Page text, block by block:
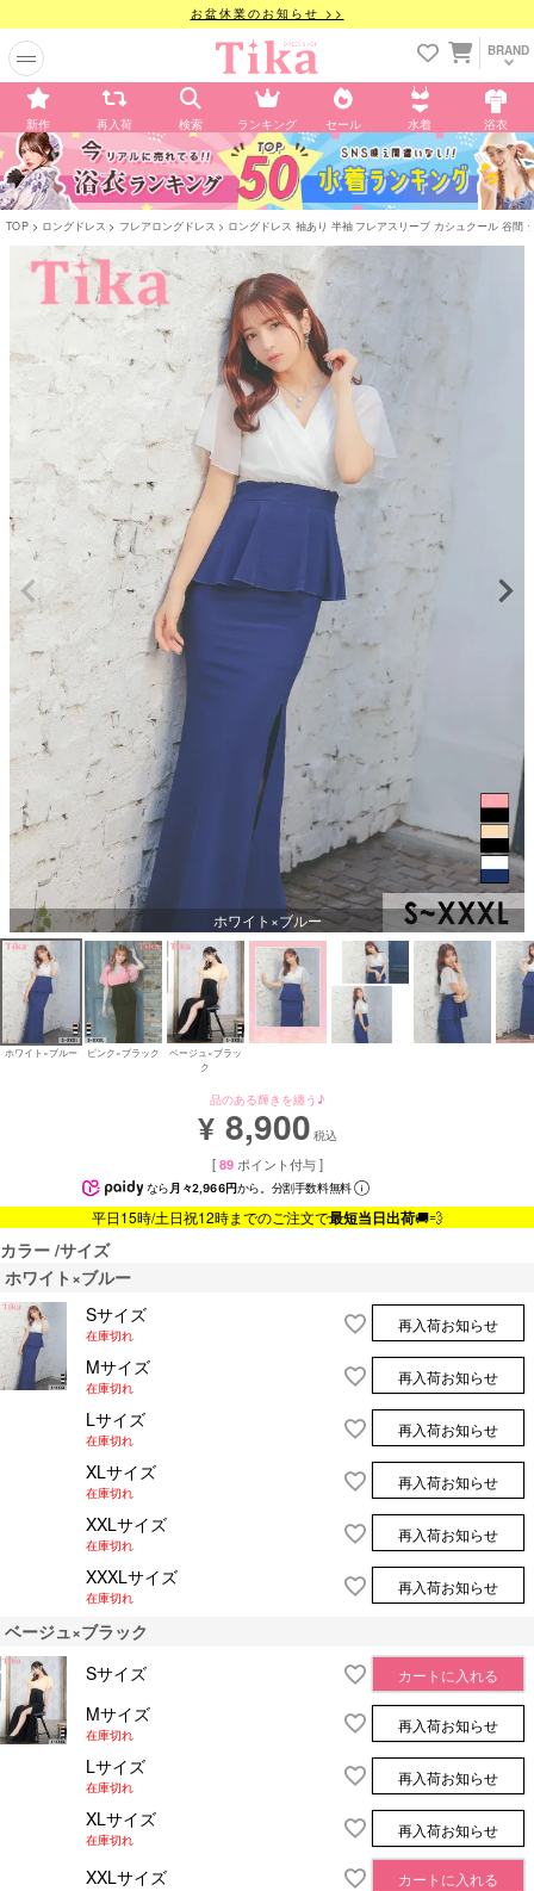
お盆休業のお知らせ >>
BRAND
新作 再入荷 検索 ランキング セール 水着 浴衣
TOP ロングドレス フレアロングドレス ロングドレス 袖あり 半袖 フレアスリーブ カシュクール 谷
ホワイト×ブルー
ホワイト×ブルー ピンク×ブラック
ベージュ×ブラッ
ク
品のある輝きを纏う♪
¥ 8,900 税込
[ 89 ポイント付与 ]
なら月々2,966円から。分割手数料無料
平日15時/土日祝12時までのご注文で最短当日出荷🚚💨
カラー サイズ
ホワイト×ブルー
Sサイズ
在庫切れ
再入荷お知らせ
Mサイズ
在庫切れ
再入荷お知らせ
Lサイズ
在庫切れ
再入荷お知らせ
XLサイズ
在庫切れ
再入荷お知らせ
XXLサイズ
在庫切れ
再入荷お知らせ
XXXLサイズ
在庫切れ
再入荷お知らせ
ベージュ×ブラック
Sサイズ
カートに入れる
Mサイズ
在庫切れ
再入荷お知らせ
Lサイズ
在庫切れ
再入荷お知らせ
XLサイズ
在庫切れ
再入荷お知らせ
XXLサイズ カートに入れる